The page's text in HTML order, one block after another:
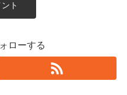
ト
ローする